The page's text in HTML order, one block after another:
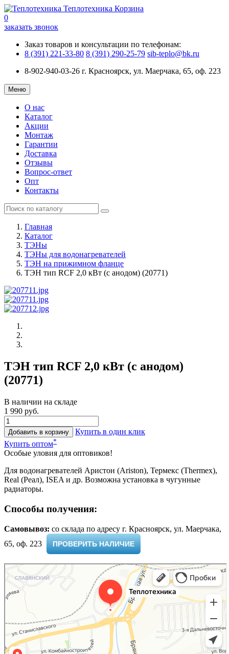
Теплотехника Корзина
0
заказать звонок
Заказ товаров и консультации по телефонам:
8 (391) 221-33-80 8 (391) 290-25-79 sib-teplo@bk.ru
8-902-940-03-26 г. Красноярск, ул. Маерчака, 65, оф. 223
Меню
О нас
Каталог
Акции
Монтаж
Гарантии
Доставка
Отзывы
Вопрос-ответ
Опт
Контакты
Главная
Каталог
ТЭНы
ТЭНы для водонагревателей
ТЭН на прижимном фланце
ТЭН тип RCF 2,0 кВт (с анодом) (20771)
ТЭН тип RCF 2,0 кВт (с анодом)
(20771)
В наличии на складе
1 990 руб.
Добавить в корзину
Купить в один клик
Купить оптом*
Особые уловия для оптовиков!
Для водонагревателей Аристон (Ariston), Термекс (Thermex),
Real (Реал), ISEA и др. Возможна установка в чугунные
радиаторы.
Способы получения:
Самовывоз: cо склада по адресу г. Красноярск, ул. Маерчака,
65, оф. 223 ​
ПРОВЕРИТЬ НАЛИЧИЕ